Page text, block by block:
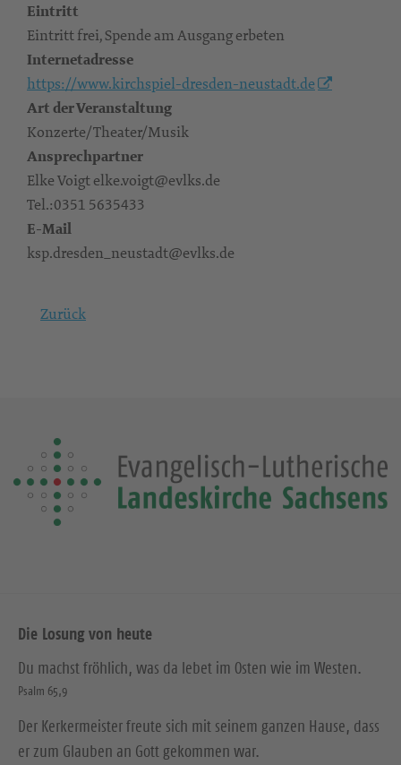
Eintritt
Eintritt frei, Spende am Ausgang erbeten
Internetadresse
https://www.kirchspiel-dresden-neustadt.de
Art der Veranstaltung
Konzerte/Theater/Musik
Ansprechpartner
Elke Voigt elke.voigt@evlks.de
Tel.:0351 5635433
E-Mail
ksp.dresden_neustadt@evlks.de
Zurück
Die Losung von heute
Du machst fröhlich, was da lebet im Osten wie im Westen.
Psalm 65,9
Der Kerkermeister freute sich mit seinem ganzen Hause, dass
er zum Glauben an Gott gekommen war.